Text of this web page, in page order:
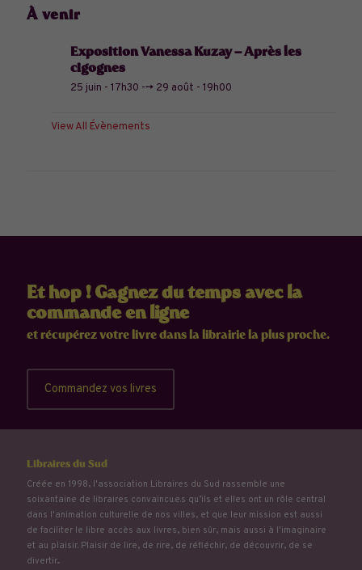
À venir
Exposition Vanessa Kuzay – Après les
cigognes
25 juin - 17h30 --> 29 août - 19h00
View All Évènements
Et hop ! Gagnez du temps avec la
commande en ligne
et récupérez votre livre dans la librairie la plus proche.
Commandez vos livres
Libraires du Sud
Créée en 1998, l'association Libraires du Sud rassemble une
soixantaine de libraires convaincu.e.s qu’ils et elles ont un rôle central
dans l'animation culturelle de nos villes, et que leur mission est aussi
de faciliter le libre accès aux livres, bien sûr, mais aussi à l'imaginaire
et au plaisir. Plaisir de lire, de rire, de réfléchir, de découvrir, de se
divertir...